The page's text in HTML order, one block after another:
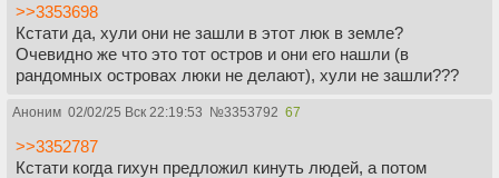
>>3353698
Кстати да, хули они не зашли в этот люк в земле?
Очевидно же что это тот остров и они его нашли (в
рандомных островах люки не делают), хули не зашли???
Аноним 02/02/25 Вск 22:19:53 №3353792 67
>>3352787
Кстати когда гихун предложил кинуть людей, а потом